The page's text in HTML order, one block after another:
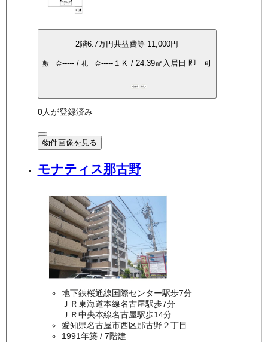
2階6.7万円共益費等 11,000円
敷 金-----/ 礼 金-----１Ｋ / 24.39㎡ 入居日 即 可
P空き有 敷礼0
0人が登録済み
物件画像を見る
モナティス那古野
地下鉄桜通線国際センター駅歩7分
ＪＲ東海道本線名古屋駅歩7分
ＪＲ中央本線名古屋駅歩14分
愛知県名古屋市西区那古野２丁目
1991年築/ 7階建